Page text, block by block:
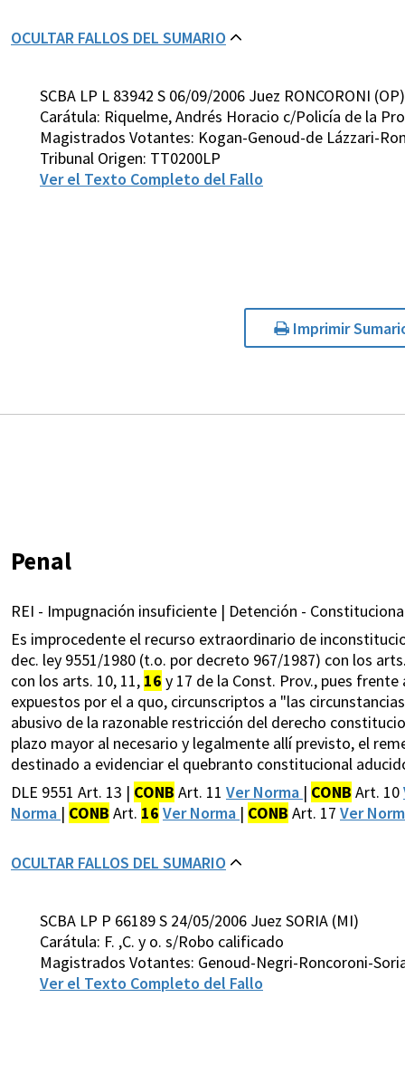
OCULTAR FALLOS DEL SUMARIO
SCBA LP L 83942 S 06/09/2006 Juez RONCORONI (OP)
Carátula: Riquelme, Andrés Horacio c/Policía de la
Magistrados Votantes: Kogan-Genoud-de Lázzari-
Tribunal Origen: TT0200LP
Ver el Texto Completo del Fallo
Imprimir
Penal
REI - Impugnación insuficiente | Detención -
Es improcedente el recurso extraordinario de
dec. ley 9551/1980 (t.o. por decreto 967/1987) con los
con los arts. 10, 11, 16 y 17 de la Const. Prov., pues
expuestos por el a quo, circunscriptos a "las
abusivo de la razonable restricción del derecho
plazo mayor al necesario y legalmente allí previsto, el
destinado a evidenciar el quebranto constitucional
DLE 9551 Art. 13 | CONB Art. 11 Ver Norma | CONB Art. 10
Norma | CONB Art. 16 Ver Norma | CONB Art. 17 Ver
OCULTAR FALLOS DEL SUMARIO
SCBA LP P 66189 S 24/05/2006 Juez SORIA (MI)
Carátula: F. ,C. y o. s/Robo calificado
Magistrados Votantes: Genoud-Negri-Roncoroni-
Ver el Texto Completo del Fallo